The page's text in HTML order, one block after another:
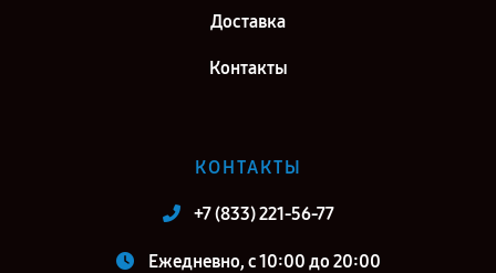
Доставка
Контакты
КОНТАКТЫ
+7 (833) 221-56-77
Ежедневно, с 10:00 до 20:00